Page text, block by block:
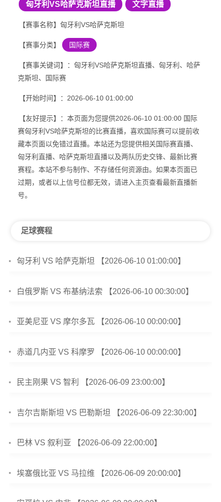
匈牙利VS哈萨克斯坦直播 文字直播
【赛事名称】匈牙利VS哈萨克斯坦
【赛事分类】 国际赛
【赛事关键词】：匈牙利VS哈萨克斯坦直播、匈牙利、哈萨
克斯坦、国际赛
【开始时间】：2026-06-10 01:00:00
【友好提示】：本页面为您提供2026-06-10 01:00:00 国际
赛匈牙利VS哈萨克斯坦的比赛直播，喜欢国际赛可以提前收
藏本页面以免错过直播。本站还为您提供相关国际赛直播、
匈牙利直播、哈萨克斯坦直播以及两队历史交锋、最新比赛
赛程。本站不参与制作、不存储任何资源由。如果本页面已
过期，或者以上信号位都无效，请进入主页查看最新直播新
号。
足球赛程
匈牙利 VS 哈萨克斯坦 【2026-06-10 01:00:00】
白俄罗斯 VS 布基纳法索 【2026-06-10 00:30:00】
亚美尼亚 VS 摩尔多瓦 【2026-06-10 00:00:00】
赤道几内亚 VS 科摩罗 【2026-06-10 00:00:00】
民主刚果 VS 智利 【2026-06-09 23:00:00】
吉尔吉斯斯坦 VS 巴勒斯坦 【2026-06-09 22:30:00】
巴林 VS 叙利亚 【2026-06-09 22:00:00】
埃塞俄比亚 VS 马拉维 【2026-06-09 20:00:00】